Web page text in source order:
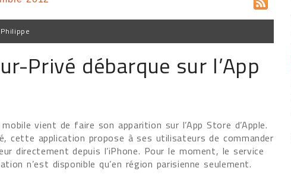
Philippe
Privé débarque sur l’App
vient de faire son apparition sur l’App Store d’Apple.
cette application propose à ses utilisateurs de commander
directement depuis l’iPhone. Pour le moment, le service
n’est disponible qu’en région parisienne seulement.